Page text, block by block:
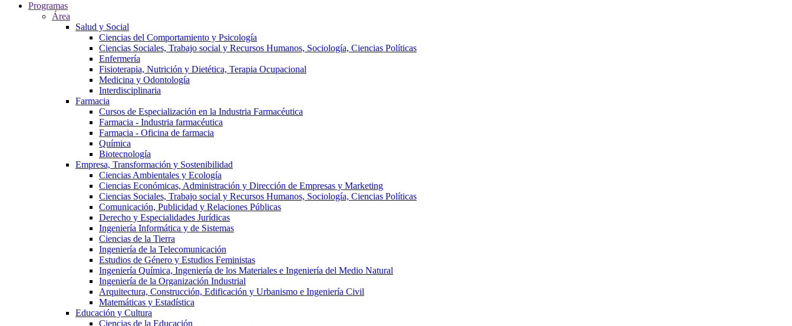
Programas
Área
Salud y Social
Ciencias del Comportamiento y Psicología
Ciencias Sociales, Trabajo social y Recursos Humanos, Sociología, Ciencias Políticas
Enfermería
Fisioterapia, Nutrición y Dietética, Terapia Ocupacional
Medicina y Odontología
Interdisciplinaria
Farmacia
Cursos de Especialización en la Industria Farmacéutica
Farmacia - Industria farmacéutica
Farmacia - Oficina de farmacia
Química
Biotecnología
Empresa, Transformación y Sostenibilidad
Ciencias Ambientales y Ecología
Ciencias Económicas, Administración y Dirección de Empresas y Marketing
Ciencias Sociales, Trabajo social y Recursos Humanos, Sociología, Ciencias Políticas
Comunicación, Publicidad y Relaciones Públicas
Derecho y Especialidades Jurídicas
Ingeniería Informática y de Sistemas
Ciencias de la Tierra
Ingeniería de la Telecomunicación
Estudios de Género y Estudios Feministas
Ingeniería Química, Ingeniería de los Materiales e Ingeniería del Medio Natural
Ingeniería de la Organización Industrial
Arquitectura, Construcción, Edificación y Urbanismo e Ingeniería Civil
Matemáticas y Estadística
Educación y Cultura
Ciencias de la Educación